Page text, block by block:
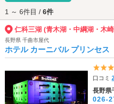
1 ～ 6件目 / 6件
仁科三湖 (青木湖・中綱湖・木
長野県 千曲市屋代
ホテル カーニバル プリンセス
口コミ
長野県
026-